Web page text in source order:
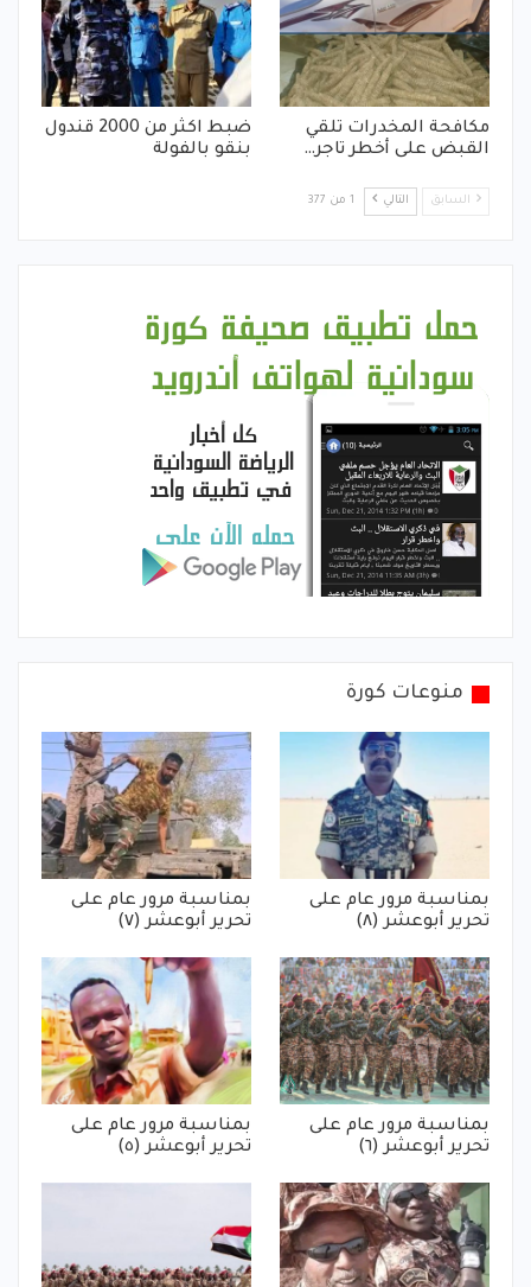
مكافحة المخدرات تلقي
القبض على أخطر تاجر…
ضبط اكثر من 2000 قندول
بنقو بالفولة
السابق التالي 1 من 377
منوعات كورة
بمناسبة مرور عام على
تحرير أبوعشر (٨)
بمناسبة مرور عام على
تحرير أبوعشر (٧)
بمناسبة مرور عام على
تحرير أبوعشر (٦)
بمناسبة مرور عام على
تحرير أبوعشر (٥)